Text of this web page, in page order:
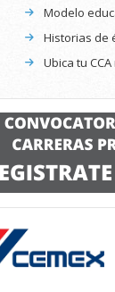
Modelo
Historias de
Ubica tu